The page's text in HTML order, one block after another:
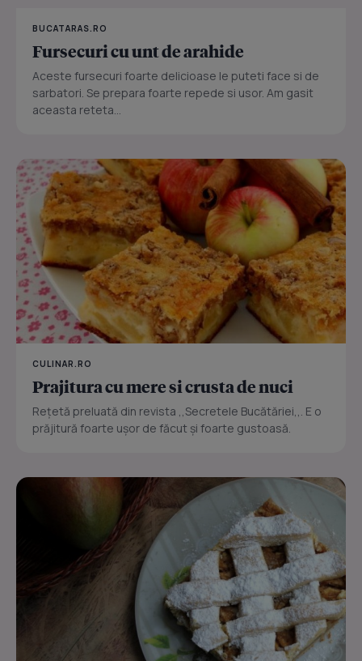
BUCATARAS.RO
Fursecuri cu unt de arahide
Aceste fursecuri foarte delicioase le puteti face si de
sarbatori. Se prepara foarte repede si usor. Am gasit
aceasta reteta...
CULINAR.RO
Prajitura cu mere si crusta de nuci
Reţetă preluată din revista ,,Secretele Bucătăriei,,. E o
prăjitură foarte uşor de făcut şi foarte gustoasă.